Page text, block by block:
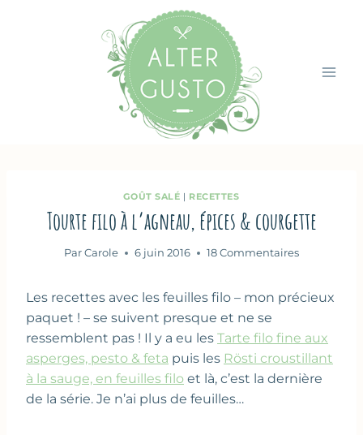
GOÛT SALÉ | RECETTES
Tourte filo à l’agneau, épices & courgette
Par Carole 6 juin 2016 18 Commentaires
Les recettes avec les feuilles filo – mon précieux
paquet ! – se suivent presque et ne se
ressemblent pas ! Il y a eu les Tarte filo fine aux
asperges, pesto & feta puis les Rösti croustillant
à la sauge, en feuilles filo et là, c’est la dernière
de la série. Je n’ai plus de feuilles…